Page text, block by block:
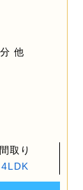
他
間取り
4LDK